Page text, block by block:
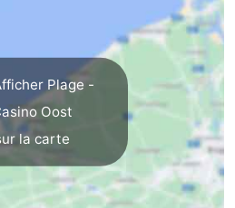
Plage -
Oost
la carte